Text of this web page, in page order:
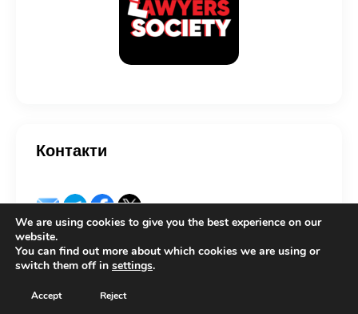
Контакти
Copyright © 2026 by Lexcovery. All rights reserved.
We are using cookies to give you the best experience on our
website.
You can find out more about which cookies we are using or
switch them off in settings.
Accept Reject